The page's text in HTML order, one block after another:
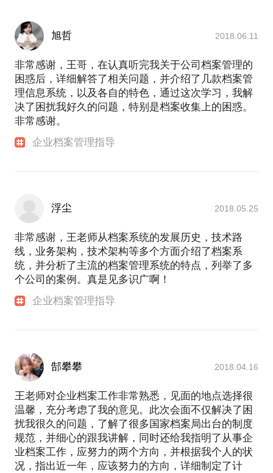
旭哲 2018.06.11
非常感谢，王哥，在认真听完我关于公司档案管理的
困惑后，详细解答了相关问题，并介绍了几款档案管
理信息系统，以及各自的特色，通过这次学习，我解
决了困扰我好久的问题，特别是档案收集上的困惑。
非常感谢。
企业档案管理指导
浮尘 2018.05.25
非常感谢，王老师从档案系统的发展历史，技术路
线，业务架构，技术架构等多个方面介绍了档案系
统，并分析了主流的档案管理系统的特点，列举了多
个公司的案例。真是见多识广啊！
企业档案管理指导
郜攀攀 2018.04.16
王老师对企业档案工作非常熟悉，见面的地点选择很
温馨，充分考虑了我的意见。此次会面不仅解决了困
扰我很久的问题，了解了很多国家档案局出台的制度
规范，并细心的跟我讲解，同时还给我指明了从事企
业档案工作，应努力的两个方向，并根据我个人的状
况，指出近一年，应该努力的方向，详细制定了计